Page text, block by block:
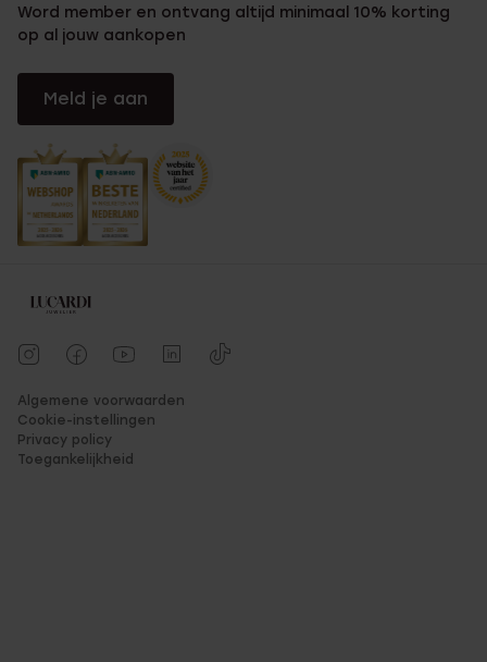
Word member en ontvang altijd minimaal 10% korting
op al jouw aankopen
Meld je aan
Algemene voorwaarden
Cookie-instellingen
Privacy policy
Toegankelijkheid